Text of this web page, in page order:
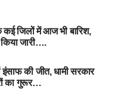
जिलों में आज भी बारिश,
जारी….
इंसाफ की जीत, धामी सरकार
का गुरूर…